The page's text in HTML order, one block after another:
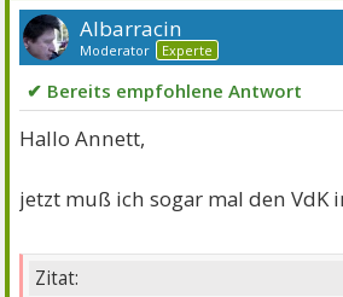
Albarracin
Moderator Experte
✔ Bereits empfohlene Antwort
Hallo Annett,
jetzt muß ich sogar mal den VdK
Zitat: